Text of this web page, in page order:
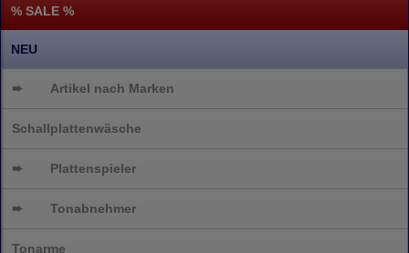
% SALE %
NEU
➨ Artikel nach Marken
Schallplattenwäsche
➨ Plattenspieler
➨ Tonabnehmer
Tonarme